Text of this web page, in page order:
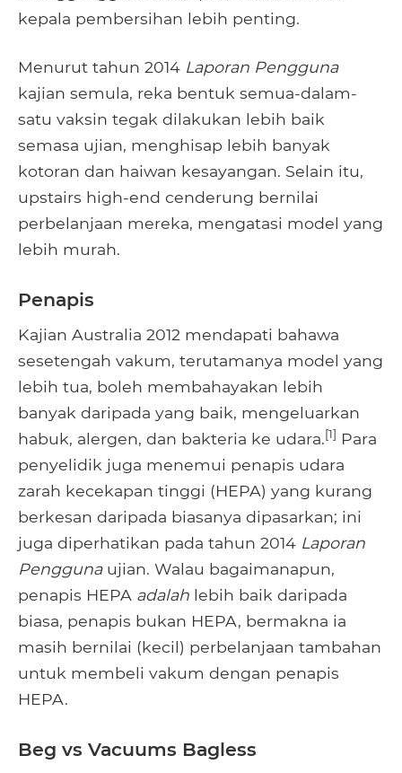
kepala pembersihan lebih penting.
Menurut tahun 2014 Laporan Pengguna
kajian semula, reka bentuk semua-dalam-
satu vaksin tegak dilakukan lebih baik
semasa ujian, menghisap lebih banyak
kotoran dan haiwan kesayangan. Selain itu,
upstairs high-end cenderung bernilai
perbelanjaan mereka, mengatasi model yang
lebih murah.
Penapis
Kajian Australia 2012 mendapati bahawa
sesetengah vakum, terutamanya model yang
lebih tua, boleh membahayakan lebih
banyak daripada yang baik, mengeluarkan
habuk, alergen, dan bakteria ke udara.[1] Para
penyelidik juga menemui penapis udara
zarah kecekapan tinggi (HEPA) yang kurang
berkesan daripada biasanya dipasarkan; ini
juga diperhatikan pada tahun 2014 Laporan
Penggunaujian. Walau bagaimanapun,
penapis HEPA adalah lebih baik daripada
biasa, penapis bukan HEPA, bermakna ia
masih bernilai (kecil) perbelanjaan tambahan
untuk membeli vakum dengan penapis
HEPA.
Beg vs Vacuums Bagless